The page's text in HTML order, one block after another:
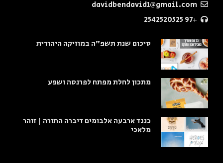
+97 2542520525
סיכום שנת תשפ"ה במוזיקה היהודית
מתכון לחלת מפתח לפרנסה ושפע
כנגד ארבעה אלבומים דיברה התורה | זוהר
מלאכי